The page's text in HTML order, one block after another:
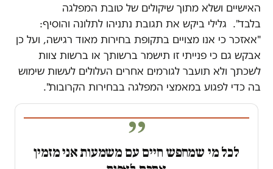
האישיים ושלא מתוך שיקולים של טובת המפלגה
בלבד". גלילי ביקש את תגובת נתניהו לתלונה והוסיף:
"אאזכר כי אנו מצויים בתקופת בחירות מאוד רגישה, ועל כן
אבקש גם כי פנייתי זו תישמר ברשותך או ברשות צוות
לשכתך ולא תועבר לגורמים אחרים העלולים לעשות שימוש
בה כדי לפגוע במאמצי המפלגה בבחירות הקרובות".
לכל מי שמחפש חיים עם משמעות אני מזמין